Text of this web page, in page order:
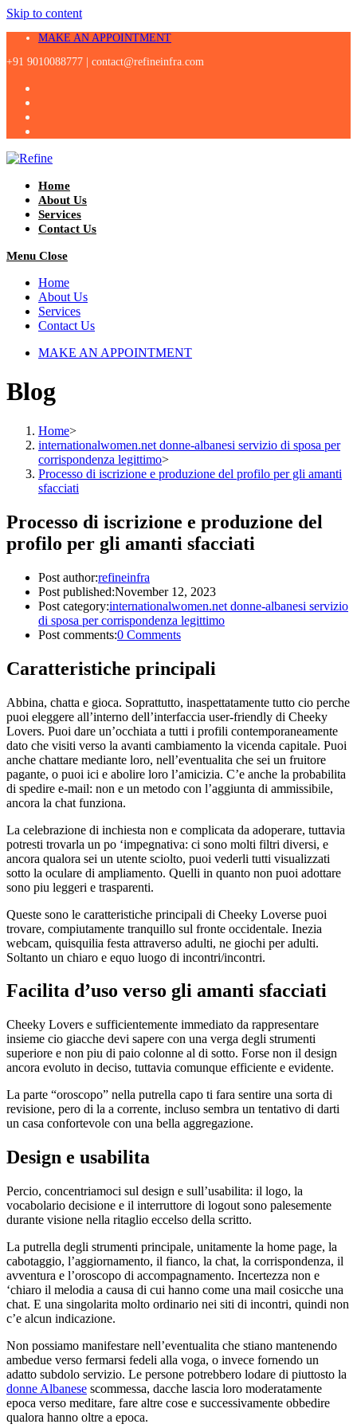
Skip to content
MAKE AN APPOINTMENT
+91 9010088777 | contact@refineinfra.com
Home
About Us
Services
Contact Us
Menu Close
Home
About Us
Services
Contact Us
MAKE AN APPOINTMENT
Blog
Home>
internationalwomen.net donne-albanesi servizio di sposa per
corrispondenza legittimo>
Processo di iscrizione e produzione del profilo per gli amanti
sfacciati
Processo di iscrizione e produzione del
profilo per gli amanti sfacciati
Post author:refineinfra
Post published:November 12, 2023
Post category:internationalwomen.net donne-albanesi servizio
di sposa per corrispondenza legittimo
Post comments:0 Comments
Caratteristiche principali
Abbina, chatta e gioca. Soprattutto, inaspettatamente tutto cio perche
puoi eleggere all’interno dell’interfaccia user-friendly di Cheeky
Lovers. Puoi dare un’occhiata a tutti i profili contemporaneamente
dato che visiti verso la avanti cambiamento la vicenda capitale. Puoi
anche chattare mediante loro, nell’eventualita che sei un fruitore
pagante, o puoi ici e abolire loro l’amicizia. C’e anche la probabilita
di spedire e-mail: non e un metodo con l’aggiunta di ammissibile,
ancora la chat funziona.
La celebrazione di inchiesta non e complicata da adoperare, tuttavia
potresti trovarla un po ‘impegnativa: ci sono molti filtri diversi, e
ancora qualora sei un utente sciolto, puoi vederli tutti visualizzati
sotto la oculare di ampliamento. Quelli in quanto non puoi adottare
sono piu leggeri e trasparenti.
Queste sono le caratteristiche principali di Cheeky Loverse puoi
trovare, compiutamente tranquillo sul fronte occidentale. Inezia
webcam, quisquilia festa attraverso adulti, ne giochi per adulti.
Soltanto un chiaro e equo luogo di incontri/incontri.
Facilita d’uso verso gli amanti sfacciati
Cheeky Lovers e sufficientemente immediato da rappresentare
insieme cio giacche devi sapere con una verga degli strumenti
superiore e non piu di paio colonne al di sotto. Forse non il design
ancora evoluto in deciso, tuttavia comunque efficiente e evidente.
La parte “oroscopo” nella putrella capo ti fara sentire una sorta di
revisione, pero di la a corrente, incluso sembra un tentativo di darti
un casa confortevole con una bella aggregazione.
Design e usabilita
Percio, concentriamoci sul design e sull’usabilita: il logo, la
vocabolario decisione e il interruttore di logout sono palesemente
durante visione nella ritaglio eccelso della scritto.
La putrella degli strumenti principale, unitamente la home page, la
cabotaggio, l’aggiornamento, il fianco, la chat, la corrispondenza, il
avventura e l’oroscopo di accompagnamento. Incertezza non e
‘chiaro il melodia a causa di cui hanno come una mail cosicche una
chat. E una singolarita molto ordinario nei siti di incontri, quindi non
c’e alcun indicazione.
Non possiamo manifestare nell’eventualita che stiano mantenendo
ambedue verso fermarsi fedeli alla voga, o invece fornendo un
adatto subdolo servizio. Le persone potrebbero lodare di piuttosto la
donne Albanese scommessa, dacche lascia loro moderatamente
epoca verso meditare, fare altre cose e successivamente obbedire
qualora hanno oltre a epoca.